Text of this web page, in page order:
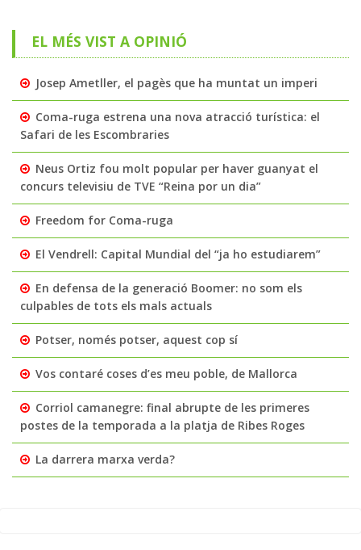
EL MÉS VIST A OPINIÓ
Josep Ametller, el pagès que ha muntat un imperi
Coma-ruga estrena una nova atracció turística: el
Safari de les Escombraries
Neus Ortiz fou molt popular per haver guanyat el
concurs televisiu de TVE “Reina por un dia”
Freedom for Coma-ruga
El Vendrell: Capital Mundial del “ja ho estudiarem”
En defensa de la generació Boomer: no som els
culpables de tots els mals actuals
Potser, només potser, aquest cop sí
Vos contaré coses d’es meu poble, de Mallorca
Corriol camanegre: final abrupte de les primeres
postes de la temporada a la platja de Ribes Roges
La darrera marxa verda?